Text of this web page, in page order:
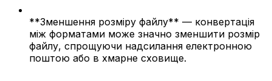
**Зменшення розміру файлу** — конвертація
між форматами може значно зменшити розмір
файлу, спрощуючи надсилання електронною
поштою або в хмарне сховище.